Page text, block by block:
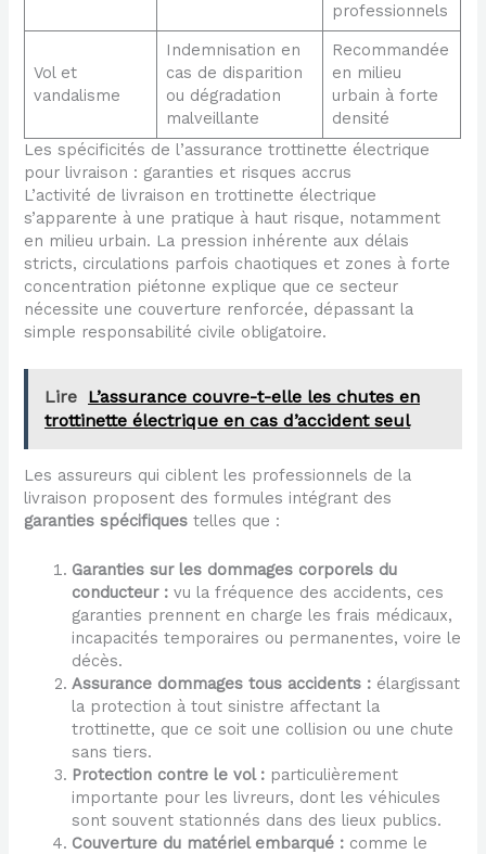
professionnels
Vol et
vandalisme
Indemnisation en
cas de disparition
ou dégradation
malveillante
Recommandée
en milieu
urbain à forte
densité
Les spécificités de l’assurance trottinette électrique
pour livraison : garanties et risques accrus
L’activité de livraison en trottinette électrique
s’apparente à une pratique à haut risque, notamment
en milieu urbain. La pression inhérente aux délais
stricts, circulations parfois chaotiques et zones à forte
concentration piétonne explique que ce secteur
nécessite une couverture renforcée, dépassant la
simple responsabilité civile obligatoire.
Lire L’assurance couvre-t-elle les chutes en
trottinette électrique en cas d’accident seul
Les assureurs qui ciblent les professionnels de la
livraison proposent des formules intégrant des
garanties spécifiques telles que :
Garanties sur les dommages corporels du
conducteur : vu la fréquence des accidents, ces
garanties prennent en charge les frais médicaux,
incapacités temporaires ou permanentes, voire le
décès.
Assurance dommages tous accidents : élargissant
la protection à tout sinistre affectant la
trottinette, que ce soit une collision ou une chute
sans tiers.
Protection contre le vol : particulièrement
importante pour les livreurs, dont les véhicules
sont souvent stationnés dans des lieux publics.
Couverture du matériel embarqué : comme le